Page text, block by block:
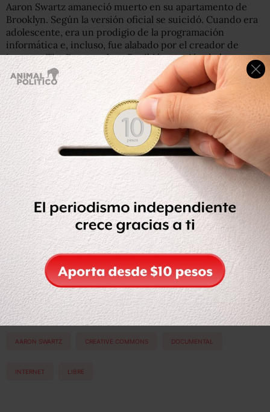
Aaron Swartz amaneció muerto en su apartamento de
Brooklyn. Según la versión oficial se suicidó. Cuando era
adolescente, era un prodigio de la programación
informática e, incluso, fue alabado por el creador de
internet Tim Berners-Lee. Recibió atención de los
medios después de la recolección de artículos de revistas
académicas JSTOR. Fue cofundador de Reddit y Demand
Progress, y previamente cofundó la Progressive Change
Campaign Committee. Asimismo fue director técnico de
Open Library. Después de emerger como un pionero del
activismo en internet, la educación y la política, fue
acusado de varios cargos federales en 2011 y 2012, lo que
desencadenó una compleja cadena de acontecimientos.
Ve aquí el documental sobre la vida de Swartz, el cual está
disponible gratis en internet por el uso de licencias
Creative Commons.
Compartir Leer después
Etiquetas:
AARON SWARTZ CREATIVE COMMONS DOCUMENTAL
INTERNET LIBRE